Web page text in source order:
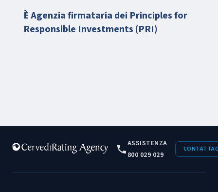
È Agenzia firmataria dei Principles for
Responsible Investments (PRI)
ASSISTENZA
800 029 029